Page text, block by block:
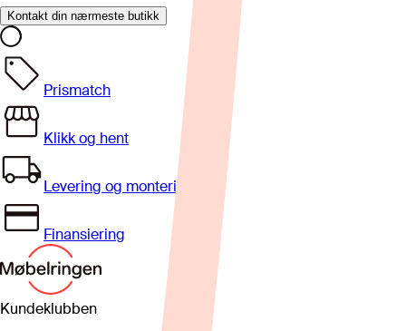
Kontakt din nærmeste butikk
Prismatch
Klikk og hent
Levering og montering
Finansiering
Kundeklubben